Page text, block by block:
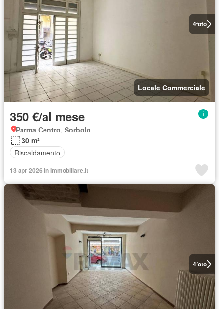
4foto
Locale Commerciale
350 €/al mese
Parma Centro, Sorbolo
30 m²
Riscaldamento
13 apr 2026 in Immobiliare.it
4foto